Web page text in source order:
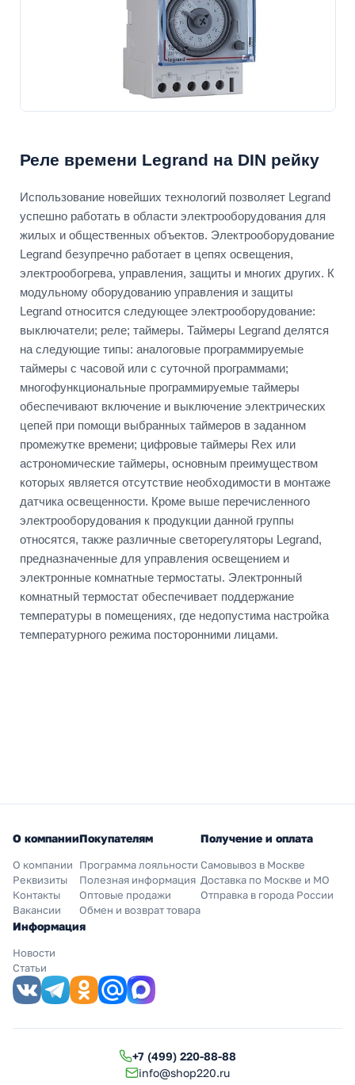
Реле времени Legrand на DIN рейку
Использование новейших технологий позволяет Legrand
успешно работать в области электрооборудования для
жилых и общественных объектов. Электрооборудование
Legrand безупречно работает в цепях освещения,
электрообогрева, управления, защиты и многих других. К
модульному оборудованию управления и защиты
Legrand относится следующее электрооборудование:
выключатели; реле; таймеры. Таймеры Legrand делятся
на следующие типы: аналоговые программируемые
таймеры с часовой или с суточной программами;
многофункциональные программируемые таймеры
обеспечивают включение и выключение электрических
цепей при помощи выбранных таймеров в заданном
промежутке времени; цифровые таймеры Rex или
астрономические таймеры, основным преимуществом
которых является отсутствие необходимости в монтаже
датчика освещенности. Кроме выше перечисленного
электрооборудования к продукции данной группы
относятся, также различные светорегуляторы Legrand,
предназначенные для управления освещением и
электронные комнатные термостаты. Электронный
комнатный термостат обеспечивает поддержание
температуры в помещениях, где недопустима настройка
температурного режима посторонними лицами.
О компании
О компании
Реквизиты
Контакты
Вакансии
Покупателям
Программа лояльности
Полезная информация
Оптовые продажи
Обмен и возврат товара
Получение и оплата
Самовывоз в Москве
Доставка по Москве и МО
Отправка в города России
Информация
Новости
Статьи
+7 (499) 220-88-88
info@shop220.ru